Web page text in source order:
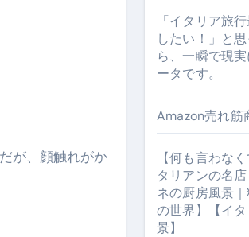
「イタリア旅
したい！」と
ら、一瞬で現
ータです。
Amazon売れ筋
【何も言わな
タリアンの名
ネの厨房風景
の世界】【イ
景】